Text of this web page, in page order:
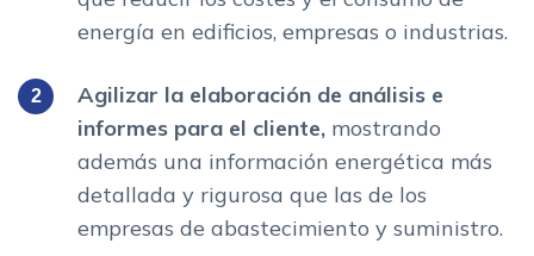
energía en edificios, empresas o industrias.
Agilizar la elaboración de análisis e
informes para el cliente, mostrando
además una información energética más
detallada y rigurosa que las de los
empresas de abastecimiento y suministro.